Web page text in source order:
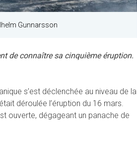
Gunnarsson
de connaître sa cinquième éruption.
s’est déclenchée au niveau de la
déroulée l’éruption du 16 mars.
ouverte, dégageant un panache de